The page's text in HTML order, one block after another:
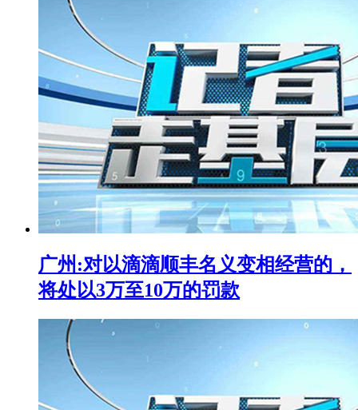
广州:对以滴滴顺丰名义变相经营的，
将处以3万至10万的罚款